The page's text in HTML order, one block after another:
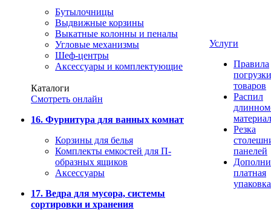
Бутылочницы
Выдвижные корзины
Выкатные колонны и пеналы
Угловые механизмы
Шеф-центры
Аксессуары и комплектующие
Каталоги
Смотреть онлайн
16. Фурнитура для ванных комнат
Корзины для белья
Комплекты емкостей для П-
образных ящиков
Аксессуары
17. Ведра для мусора, системы
сортировки и хранения
Услуги
Правила
погрузки
товаров
Распил
Резка
панелей
платная
упаковка